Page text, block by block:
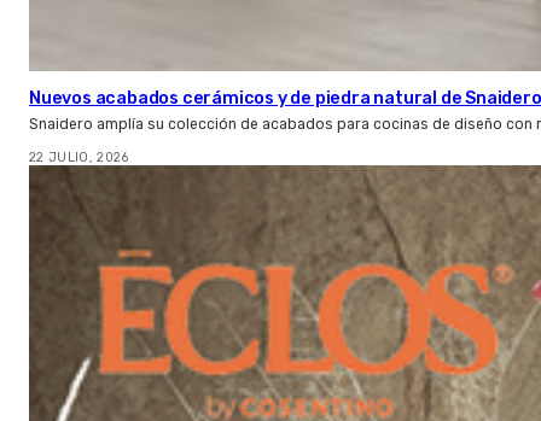
Nuevos acabados cerámicos y de piedra natural de Snaidero
Snaidero amplía su colección de acabados para cocinas de diseño
22 JULIO, 2026